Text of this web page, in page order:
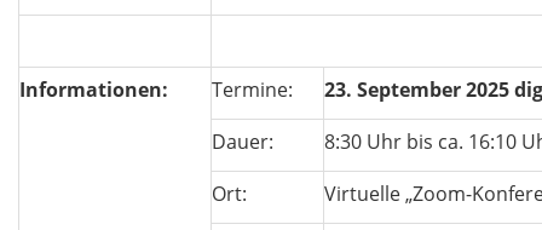
Informationen: Termine:
23. September 2025
Dauer:
8:30 Uhr bis ca. 16:10
Ort:
Virtuelle „Zoom-